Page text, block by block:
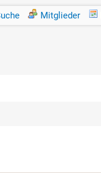
Mitglieder